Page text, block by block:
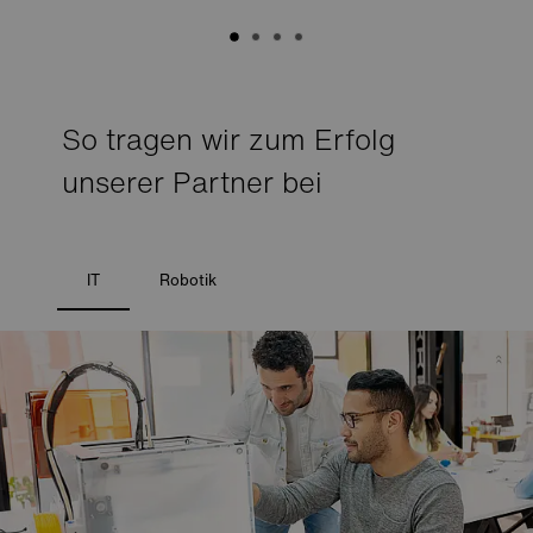
So tragen wir zum Erfolg
unserer Partner bei
IT Robotik